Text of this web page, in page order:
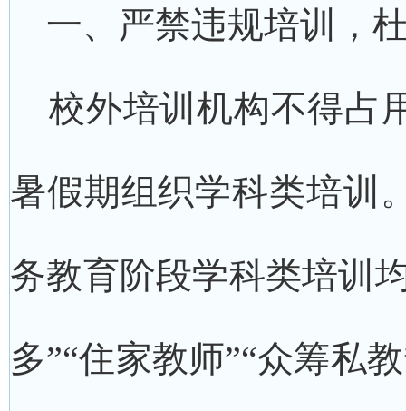
一、严禁违规培训，
校外培训机构不得占
暑假期组织学科类培训
务教育阶段学科类培训
多”“住家教师”“众筹私